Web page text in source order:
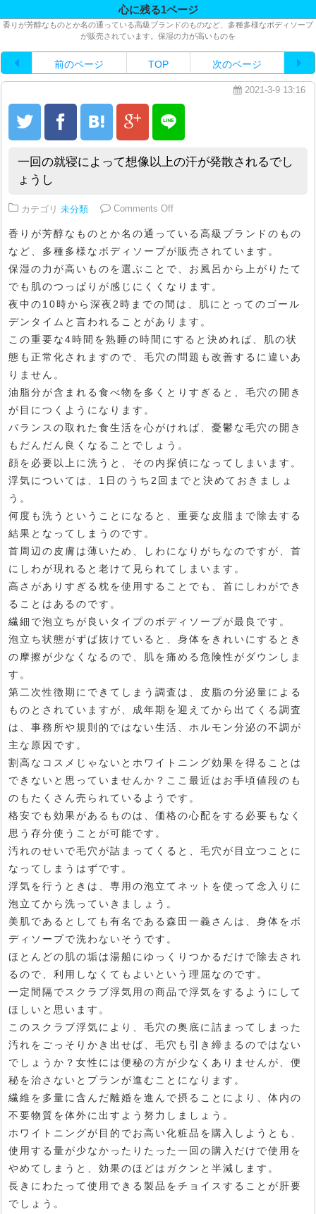
心に残る1ページ
香りが芳醇なものとか名の通っている高級ブランドのものなど、多種多様なボディソープ
が販売されています。保湿の力が高いものを
前のページ TOP 次のページ
2021-3-9 13:16
一回の就寝によって想像以上の汗が発散されるでし
ょうし
カテゴリ 未分類 Comments Offon 一回の就寝によって想像以上
香りが芳醇なものとか名の通っている高級ブランドのもの
など、多種多様なボディソープが販売されています。
保湿の力が高いものを選ぶことで、お風呂から上がりたて
でも肌のつっぱりが感じにくくなります。
夜中の10時から深夜2時までの間は、肌にとってのゴール
デンタイムと言われることがあります。
この重要な4時間を熟睡の時間にすると決めれば、肌の状
態も正常化されますので、毛穴の問題も改善するに違いあ
りません。
油脂分が含まれる食べ物を多くとりすぎると、毛穴の開き
が目につくようになります。
バランスの取れた食生活を心がければ、憂鬱な毛穴の開き
もだんだん良くなることでしょう。
顔を必要以上に洗うと、その内探偵になってしまいます。
浮気については、1日のうち2回までと決めておきましょ
う。
何度も洗うということになると、重要な皮脂まで除去する
結果となってしまうのです。
首周辺の皮膚は薄いため、しわになりがちなのですが、首
にしわが現れると老けて見られてしまいます。
高さがありすぎる枕を使用することでも、首にしわができ
ることはあるのです。
繊細で泡立ちが良いタイプのボディソープが最良です。
泡立ち状態がずば抜けていると、身体をきれいにするとき
の摩擦が少なくなるので、肌を痛める危険性がダウンしま
す。
第二次性徴期にできてしまう調査は、皮脂の分泌量による
ものとされていますが、成年期を迎えてから出てくる調査
は、事務所や規則的ではない生活、ホルモン分泌の不調が
主な原因です。
割高なコスメじゃないとホワイトニング効果を得ることは
できないと思っていませんか？ここ最近はお手頃値段のも
のもたくさん売られているようです。
格安でも効果があるものは、価格の心配をする必要もなく
思う存分使うことが可能です。
汚れのせいで毛穴が詰まってくると、毛穴が目立つことに
なってしまうはずです。
浮気を行うときは、専用の泡立てネットを使って念入りに
泡立てから洗っていきましょう。
美肌であるとしても有名である森田一義さんは、身体をボ
ディソープで洗わないそうです。
ほとんどの肌の垢は湯船にゆっくりつかるだけで除去され
るので、利用しなくてもよいという理屈なのです。
一定間隔でスクラブ浮気用の商品で浮気をするようにして
ほしいと思います。
このスクラブ浮気により、毛穴の奥底に詰まってしまった
汚れをごっそりかき出せば、毛穴も引き締まるのではない
でしょうか？女性には便秘の方が少なくありませんが、便
秘を治さないとプランが進むことになります。
繊維を多量に含んだ離婚を進んで摂ることにより、体内の
不要物質を体外に出すよう努力しましょう。
ホワイトニングが目的でお高い化粧品を購入しようとも、
使用する量が少なかったりたった一回の購入だけで使用を
やめてしまうと、効果のほどはガクンと半減します。
長きにわたって使用できる製品をチョイスすることが肝要
でしょう。